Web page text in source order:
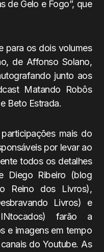
de Gelo e Fogo”, que
para os dois volumes
de Affonso Solano,
junto aos
Matando Robôs
Beto Estrada.
mais do
por levar ao
todos os detalhes
Diego Ribeiro (blog
Reino dos Livros),
Livros) e
farão a
e imagens em tempo
do Youtube. As